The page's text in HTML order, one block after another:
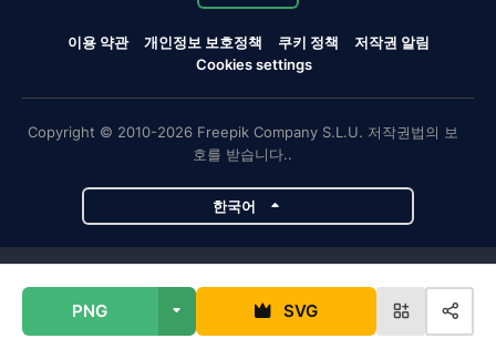
PNG SVG
이용 약관 개인정보 보호정책 쿠키 정책
저작권 알림
Cookies settings
Copyright © 2010-2026 Freepik Company S.L.U. 저작권법의 보
호를 받습니다..
한국어